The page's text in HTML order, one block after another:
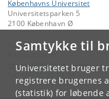
Samtykke til
Universitetet bruger
registrere brugernes
(statistik) for løbende
Københavns Universitet
Universitetsparken 5
2100 København Ø
Kontakt:
Administrator
chemadm@chem. ku.dk